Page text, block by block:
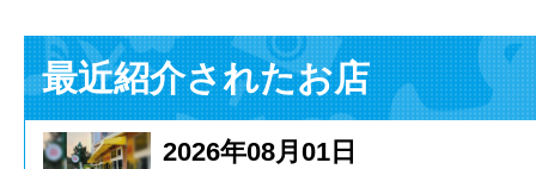
最近紹介されたお店
2026年08月01日